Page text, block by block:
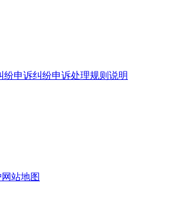
纷申诉纠纷申诉处理规则说明
网站地图